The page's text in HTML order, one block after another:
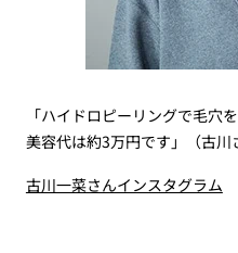
「ハイドロピーリングで毛穴
美容代は約3万円です」（古川
古川一菜さんインスタグラム